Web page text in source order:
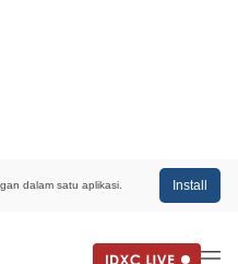
dalam satu aplikasi. Install